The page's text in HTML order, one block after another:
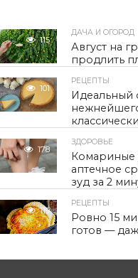
115
ДАЧА И ОГОРОД
Август на
продлить
101
РЕЦЕПТЫ
Идеальный
178
ЗДОРОВЬЕ
Комариные
аптечное
зуд за 2
119
РЕЦЕПТЫ
Ровно 15
готов —